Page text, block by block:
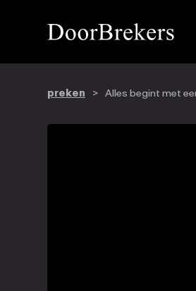
preken > Alles begint met